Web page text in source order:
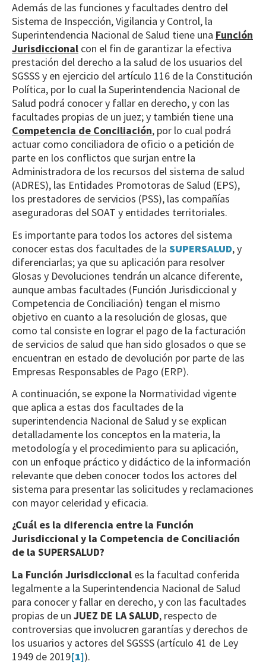
Además de las funciones y facultades dentro del
Sistema de Inspección, Vigilancia y Control, la
Superintendencia Nacional de Salud tiene una Función
Jurisdiccional con el fin de garantizar la efectiva
prestación del derecho a la salud de los usuarios del
SGSSS y en ejercicio del artículo 116 de la Constitución
Política, por lo cual la Superintendencia Nacional de
Salud podrá conocer y fallar en derecho, y con las
facultades propias de un juez; y también tiene una
Competencia de Conciliación, por lo cual podrá
actuar como conciliadora de oficio o a petición de
parte en los conflictos que surjan entre la
Administradora de los recursos del sistema de salud
(ADRES), las Entidades Promotoras de Salud (EPS),
los prestadores de servicios (PSS), las compañías
aseguradoras del SOAT y entidades territoriales.
Es importante para todos los actores del sistema
conocer estas dos facultades de la SUPERSALUD, y
diferenciarlas; ya que su aplicación para resolver
Glosas y Devoluciones tendrán un alcance diferente,
aunque ambas facultades (Función Jurisdiccional y
Competencia de Conciliación) tengan el mismo
objetivo en cuanto a la resolución de glosas, que
como tal consiste en lograr el pago de la facturación
de servicios de salud que han sido glosados o que se
encuentran en estado de devolución por parte de las
Empresas Responsables de Pago (ERP).
A continuación, se expone la Normatividad vigente
que aplica a estas dos facultades de la
superintendencia Nacional de Salud y se explican
detalladamente los conceptos en la materia, la
metodología y el procedimiento para su aplicación,
con un enfoque práctico y didáctico de la información
relevante que deben conocer todos los actores del
sistema para presentar las solicitudes y reclamaciones
con mayor celeridad y eficacia.
¿Cuál es la diferencia entre la Función
Jurisdiccional y la Competencia de Conciliación
de la SUPERSALUD?
La Función Jurisdiccional es la facultad conferida
legalmente a la Superintendencia Nacional de Salud
para conocer y fallar en derecho, y con las facultades
propias de un JUEZ DE LA SALUD, respecto de
controversias que involucren garantías y derechos de
los usuarios y actores del SGSSS (artículo 41 de Ley
1949 de 2019[1]).